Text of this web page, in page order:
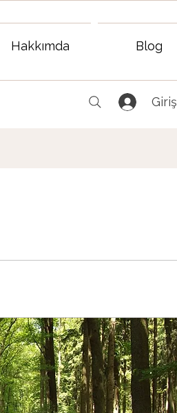
Hakkımda Blog
Giriş